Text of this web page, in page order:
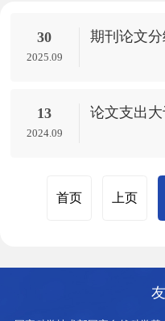
30
2025.09
期刊论文
13
2024.09
论文支出
首页 上页